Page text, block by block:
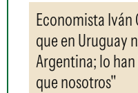
Economista Iván
que en Uruguay
Argentina; lo
que nosotros"